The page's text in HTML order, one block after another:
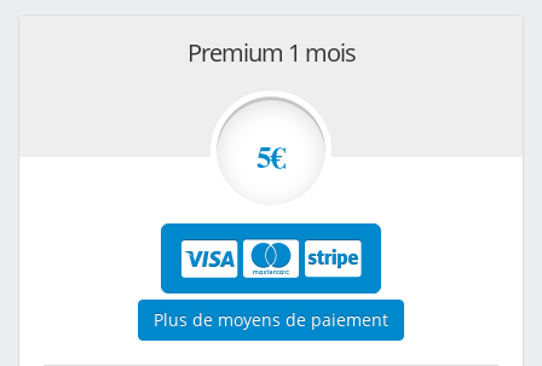
Premium 1 mois
5€
Plus de moyens de paiement